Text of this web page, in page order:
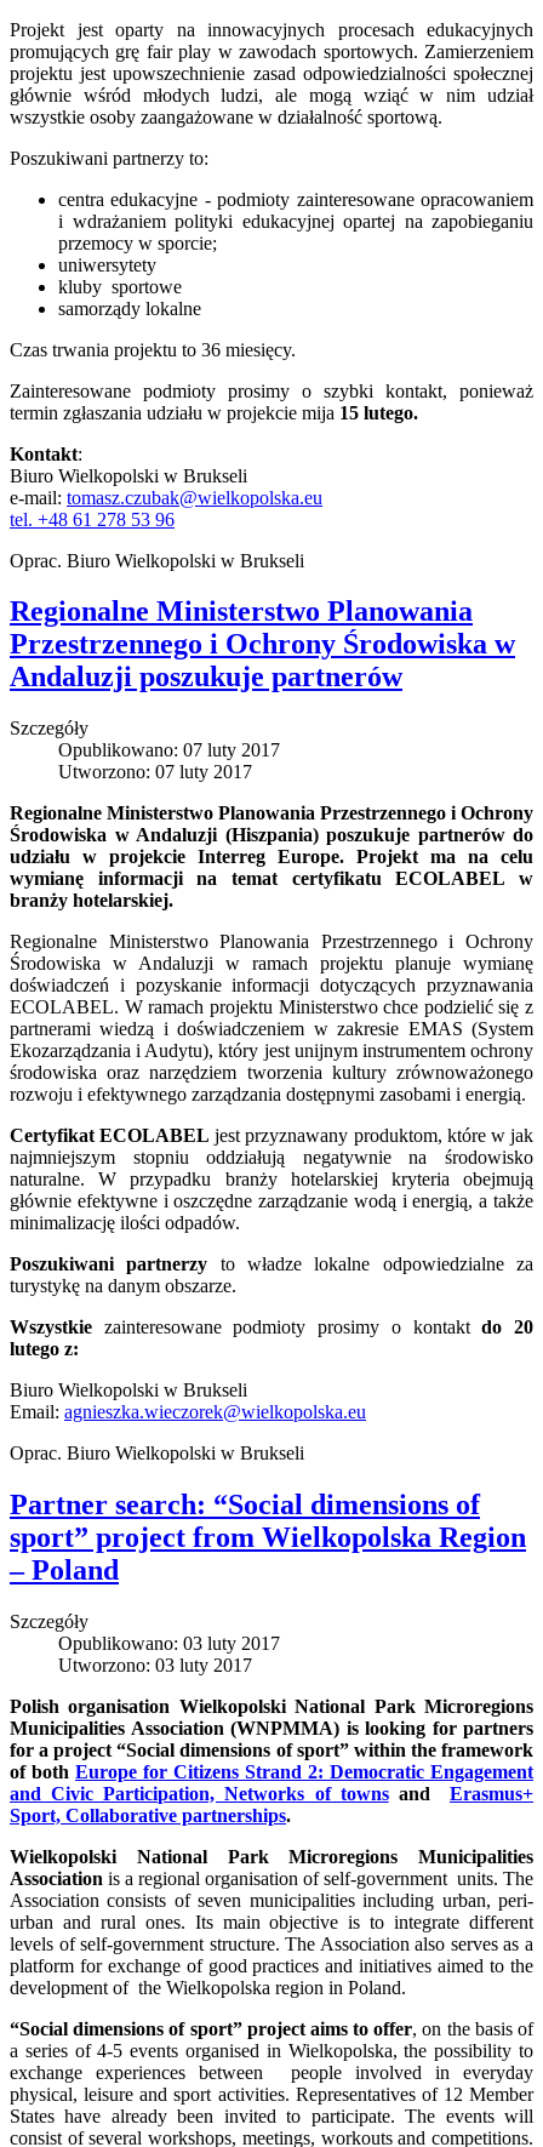
Projekt jest oparty na innowacyjnych procesach edukacyjnych
promujących grę fair play w zawodach sportowych. Zamierzeniem
projektu jest upowszechnienie zasad odpowiedzialności społecznej
głównie wśród młodych ludzi, ale mogą wziąć w nim udział
wszystkie osoby zaangażowane w działalność sportową.
Poszukiwani partnerzy to:
centra edukacyjne - podmioty zainteresowane opracowaniem
i wdrażaniem polityki edukacyjnej opartej na zapobieganiu
przemocy w sporcie;
uniwersytety
kluby sportowe
samorządy lokalne
Czas trwania projektu to 36 miesięcy.
Zainteresowane podmioty prosimy o szybki kontakt, ponieważ
termin zgłaszania udziału w projekcie mija 15 lutego.
Kontakt:
Biuro Wielkopolski w Brukseli
e-mail: tomasz.czubak@wielkopolska.eu
tel. +48 61 278 53 96
Oprac. Biuro Wielkopolski w Brukseli
Regionalne Ministerstwo Planowania
Przestrzennego i Ochrony Środowiska w
Andaluzji poszukuje partnerów
Szczegóły
Opublikowano: 07 luty 2017
Utworzono: 07 luty 2017
Regionalne Ministerstwo Planowania Przestrzennego i Ochrony
Środowiska w Andaluzji (Hiszpania) poszukuje partnerów do
udziału w projekcie Interreg Europe. Projekt ma na celu
wymianę informacji na temat certyfikatu ECOLABEL w
branży hotelarskiej.
Regionalne Ministerstwo Planowania Przestrzennego i Ochrony
Środowiska w Andaluzji w ramach projektu planuje wymianę
doświadczeń i pozyskanie informacji dotyczących przyznawania
ECOLABEL. W ramach projektu Ministerstwo chce podzielić się z
partnerami wiedzą i doświadczeniem w zakresie EMAS (System
Ekozarządzania i Audytu), który jest unijnym instrumentem ochrony
środowiska oraznarzędziem tworzenia kultury zrównoważonego
rozwoju i efektywnego zarządzania dostępnymi zasobami i energią.
Certyfikat ECOLABEL jest przyznawany produktom, które w jak
najmniejszym stopniu oddziałują negatywnie na środowisko
naturalne. W przypadku branży hotelarskiej kryteria obejmują
głównie efektywne i oszczędne zarządzanie wodą i energią, a także
minimalizację ilości odpadów.
Poszukiwani partnerzy to władze lokalne odpowiedzialne za
turystykę na danym obszarze.
Wszystkie zainteresowane podmioty prosimy o kontaktdo 20
lutego z:
Biuro Wielkopolski w Brukseli
Email: agnieszka.wieczorek@wielkopolska.eu
Oprac. Biuro Wielkopolski w Brukseli
Partner search: “Social dimensions of
sport” project from Wielkopolska Region
– Poland
Szczegóły
Opublikowano: 03 luty 2017
Utworzono: 03 luty 2017
Polish organisation Wielkopolski National Park Microregions
Municipalities Association (WNPMMA) is looking for partners
for a project “Social dimensions of sport” within the framework
of both Europe for Citizens Strand 2: Democratic Engagement
and Civic Participation, Networks of townsand Erasmus+
Sport, Collaborative partnerships.
Wielkopolski National Park Microregions Municipalities
Association is a regional organisation of self-government units. The
Association consists of seven municipalities including urban, peri-
urban and rural ones. Its main objective is to integrate different
levels of self-government structure. The Association also serves as a
platform for exchange of good practices and initiatives aimed to the
development of the Wielkopolska region in Poland.
“Social dimensions of sport” project aims to offer, on the basis of
a series of 4-5 events organised in Wielkopolska, the possibility to
exchange experiences between people involved in everyday
physical, leisure and sport activities. Representatives of 12 Member
States have already been invited to participate. The events will
consist of several workshops, meetings, workouts and competitions.